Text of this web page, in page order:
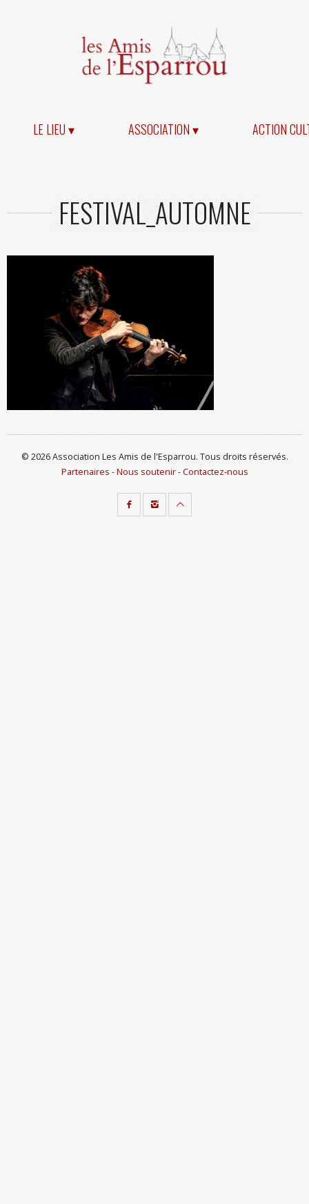
LE LIEU ▾ ASSOCIATION ▾ ACTION
FESTIVAL_AUTOMNE
© 2026 Association Les Amis de l'Esparrou. Tous droits réservés.
Partenaires -Nous soutenir-Contactez-nous